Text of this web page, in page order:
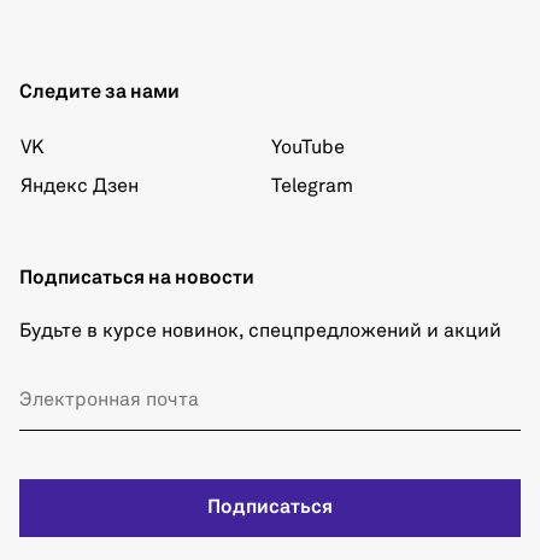
Следите за нами
VK
Яндекс Дзен
YouTube
Telegram
Подписаться на новости
Будьте в курсе новинок, спецпредложений и акций
Подписаться